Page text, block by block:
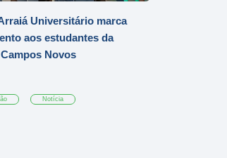
Universitário marca
aos estudantes da
Novos
Notícia